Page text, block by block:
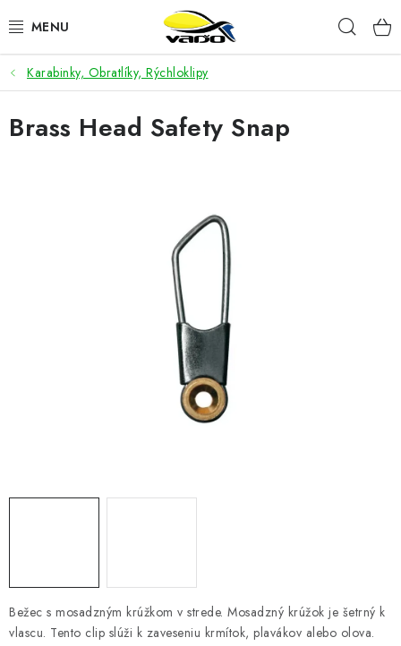
na
ŽIVÁ NÁSTRAHA
BIŽUTÉRIA
PRÍVLAČ
PRÚTY
KONTAKTY
Karabinky, Obratlíky, Rýchloklipy
Bežec s mosadzným krúžkom v strede. Mosadzný krúžok je šetrný k
vlascu. Tento clip slúži k zaveseniu krmítok, plavákov alebo olova.
Brass Head Safety Snap